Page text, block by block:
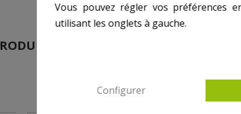
DANS HAYWARD SIDE S0166S -
Vous pouvez régler vos préférences
utilisant les onglets à gauche.
Configurer